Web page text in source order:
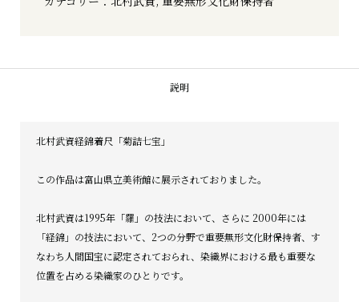
着
説明
北村武資経錦着尺「菊詰七宝」
この作品は富山県立美術館に展示されておりました。
北村武資は1995年「羅」の技法において、さらに 2000年には
「経錦」の技法において、 2つの分野で重要無形文化財保持者、 す
なわち人間国宝に認定されておられ、 染織界における最も重要な
位置を占める染織家のひとりです。